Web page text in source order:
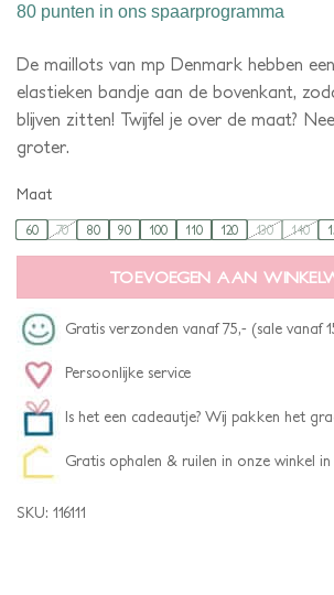
80 punten in ons spaarprogramma
De maillots van mp Denmark hebben
elastieken bandje aan de bovenkant,
blijven zitten! Twijfel je over de maat?
groter.
Maat
60 70 80 90 100 110 120 130 140
TOEVOEGEN AAN
Gratis verzonden vanaf 75,- (sale vanaf
Persoonlijke service
Is het een cadeautje? Wij pakken het
Gratis ophalen & ruilen in onze winkel
SKU: 116111